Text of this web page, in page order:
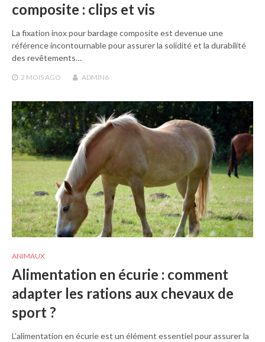
composite : clips et vis
La fixation inox pour bardage composite est devenue une
référence incontournable pour assurer la solidité et la durabilité
des revêtements…
2 MOISAGO ADMIN6
ANIMAUX
Alimentation en écurie : comment
adapter les rations aux chevaux de
sport ?
L’alimentation en écurie est un élément essentiel pour assurer la